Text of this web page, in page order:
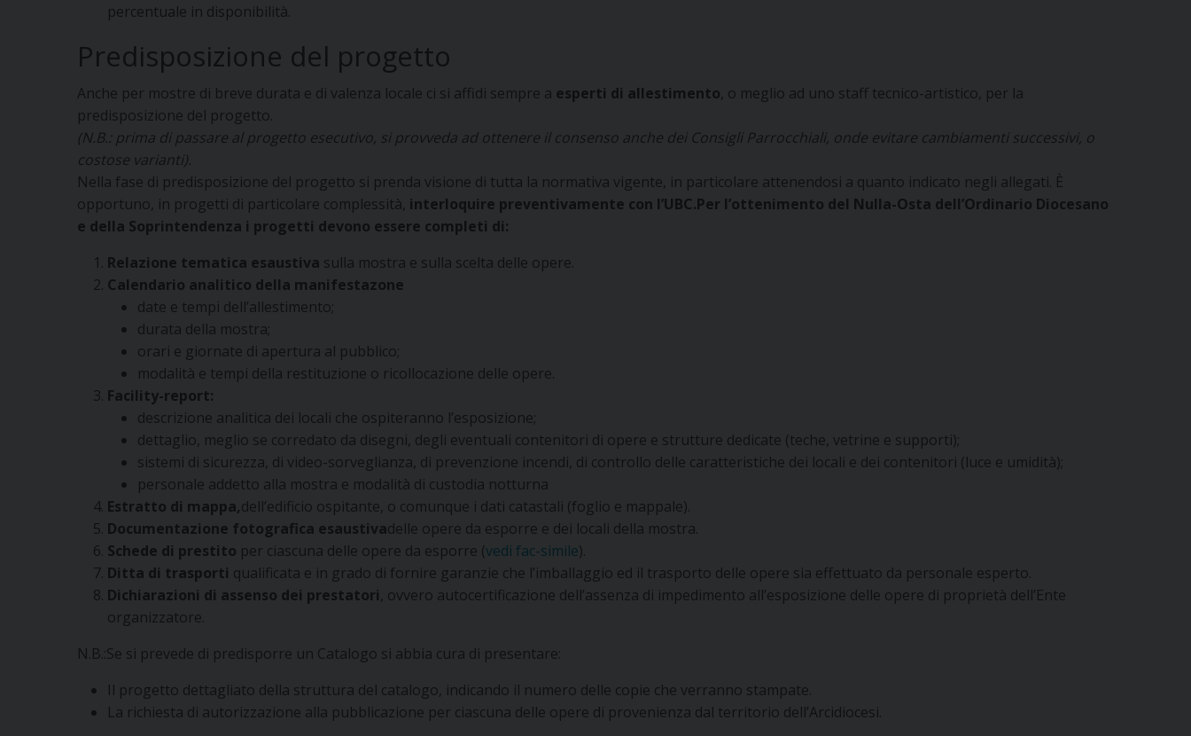
percentuale in disponibilità.
Predisposizione del progetto
Anche per mostre di breve durata e di valenza locale ci si affidi sempre a esperti di allestimento, o meglio ad uno staff tecnico-artistico, per la
predisposizione del progetto.
(N.B.: prima di passare al progetto esecutivo, si provveda ad ottenere il consenso anche dei Consigli Parrocchiali, onde evitare cambiamenti successivi, o
costose varianti).
Nella fase di predisposizione del progetto si prenda visione di tutta la normativa vigente, in particolare attenendosi a quanto indicato negli allegati. È
opportuno, in progetti di particolare complessità, interloquire preventivamente con l’UBC.Per l’ottenimento del Nulla-Osta dell’Ordinario Diocesano
e della Soprintendenza i progetti devono essere completi di:
Relazione tematica esaustiva sulla mostra e sulla scelta delle opere.
Calendario analitico della manifestazone
date e tempi dell’allestimento;
durata della mostra;
orari e giornate di apertura al pubblico;
modalità e tempi della restituzione o ricollocazione delle opere.
Facility-report:
descrizione analitica dei locali che ospiteranno l’esposizione;
dettaglio, meglio se corredato da disegni, degli eventuali contenitori di opere e strutture dedicate (teche, vetrine e supporti);
sistemi di sicurezza, di video-sorveglianza, di prevenzione incendi, di controllo delle caratteristiche dei locali e dei contenitori (luce e umidità);
personale addetto alla mostra e modalità di custodia notturna
Estratto di mappa,dell’edificio ospitante, o comunque i dati catastali (foglio e mappale).
Documentazione fotografica esaustivadelle opere da esporre e dei locali della mostra.
Schede di prestito per ciascuna delle opere da esporre (vedi fac-simile).
Ditta di trasporti qualificata e in grado di fornire garanzie che l’imballaggio ed il trasporto delle opere sia effettuato da personale esperto.
Dichiarazioni di assenso dei prestatori, ovvero autocertificazione dell’assenza di impedimento all’esposizione delle opere di proprietà dell’Ente
organizzatore.
N.B.:Se si prevede di predisporre un Catalogo si abbia cura di presentare:
Il progetto dettagliato della struttura del catalogo, indicando il numero delle copie che verranno stampate.
La richiesta di autorizzazione alla pubblicazione per ciascuna delle opere di provenienza dal territorio dell’Arcidiocesi.